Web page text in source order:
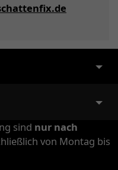
sind nur nach
von Montag bis